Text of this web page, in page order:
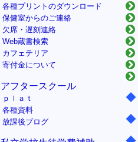
各種プリントのダウンロード
保健室からのご連絡
欠席・遅刻連絡
Web蔵書検索
カフェテリア
寄付金について
アフタースクール
ｐｌａｔ
各種資料
放課後ブログ
◆
◆